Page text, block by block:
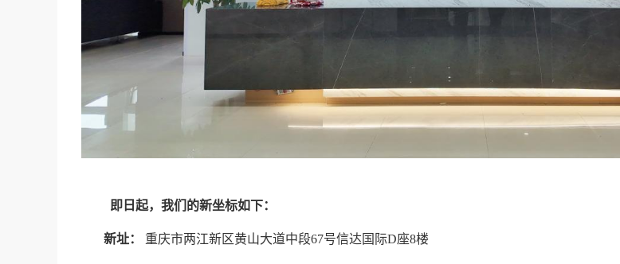
即日起，我们的新坐标如下：
新址： 重庆市两江新区黄山大道中段67号信达国际D座8楼